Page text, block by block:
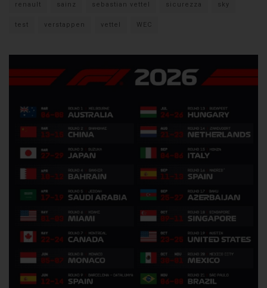
renault sainz sebastian vettel sicurezza sky
test verstappen vettel WEC